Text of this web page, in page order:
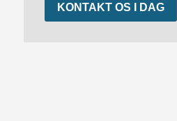
KONTAKT OS I DAG